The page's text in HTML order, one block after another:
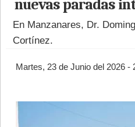
nuevas paradas
En Manzanares, Dr.
Cortínez.
Martes, 23 de Junio del 2026 -